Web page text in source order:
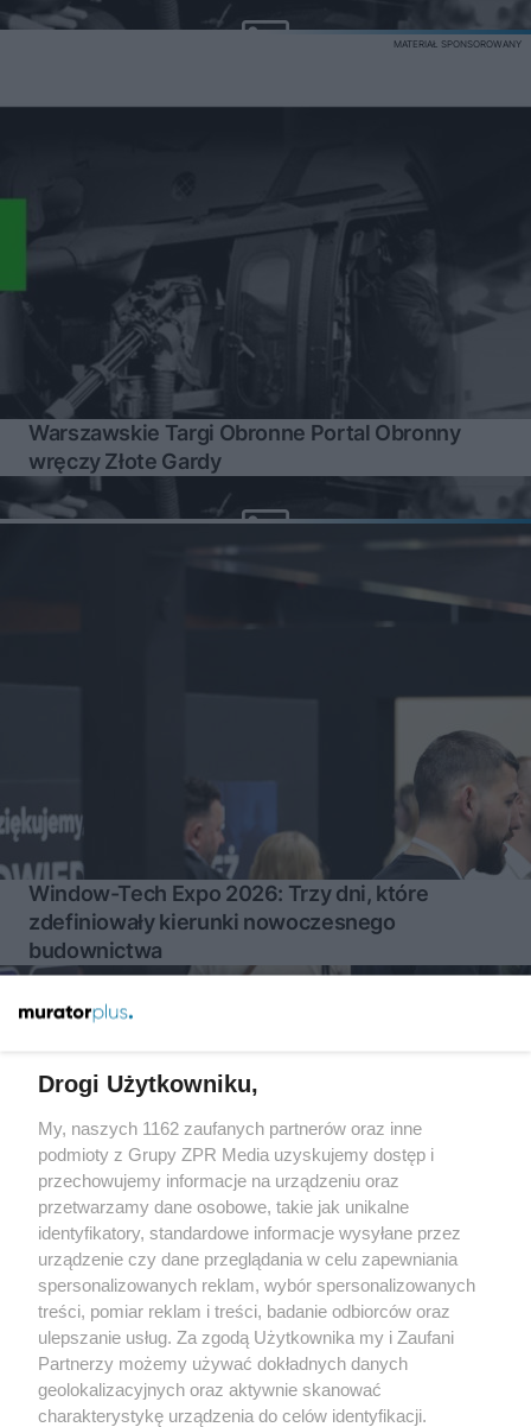
Warszawskie Targi Obronne Portal Obronny
wręczy Złote Gardy
MATERIAŁ SPONSOROWANY
Window-Tech Expo 2026: Trzy dni, które
zdefiniowały kierunki nowoczesnego
budownictwa
Żaden utwór zamieszczony w serwisie nie może być powielany i
rozpowszechniany lub dalej rozpowszechniany w jakikolwiek
sposób (w tym także elektroniczny lub mechaniczny) na
jakimkolwiek polu eksploatacji w jakiejkolwiek formie, włącznie z
umieszczaniem w Internecie bez pisemnej zgody właściciela praw.
Jakiekolwiek użycie lub wykorzystanie utworów w całości lub w
części z naruszeniem prawa, tzn. bez właściwej zgody, jest
zabronione pod groźbą kary i może być ścigane prawnie.
Drogi Użytkowniku,
My, naszych 1162 zaufanych partnerów oraz inne
podmioty z Grupy ZPR Media uzyskujemy dostęp i
przechowujemy informacje na urządzeniu oraz
przetwarzamy dane osobowe, takie jak unikalne
identyfikatory, standardowe informacje wysyłane przez
urządzenie czy dane przeglądania w celu zapewniania
spersonalizowanych reklam, wybór spersonalizowanych
treści, pomiar reklam i treści, badanie odbiorców oraz
ulepszanie usług. Za zgodą Użytkownika my i Zaufani
Partnerzy możemy używać dokładnych danych
geolokalizacyjnych oraz aktywnie skanować
charakterystykę urządzenia do celów identyfikacji.